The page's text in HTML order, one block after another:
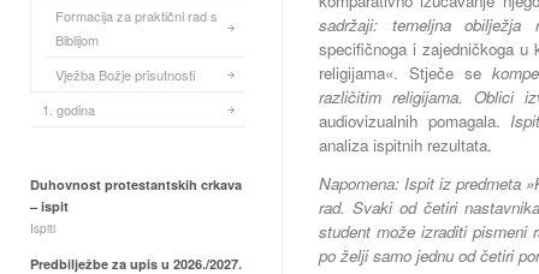
sadržaji: temeljna obilježja
specifičnoga i zajedničkoga
religijama«. Stječe se
različitim religijama. Oblici
audiovizualnih pomagala.
analiza ispitnih rezultata.
Napomena: Ispit iz predmeta
rad. Svaki od četiri
student može izraditi pismeni
po želji samo jednu od četiri
Formacija za praktični rad s
Biblijom
Vježba Božje prisutnosti
1. godina
Duhovnost protestantskih crkava
– ispit
Ispiti
Predbilježbe za upis u 2026./2027.